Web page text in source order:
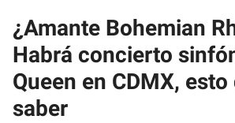
¿Amante Bohemian
Habrá concierto
Queen en CDMX,
saber